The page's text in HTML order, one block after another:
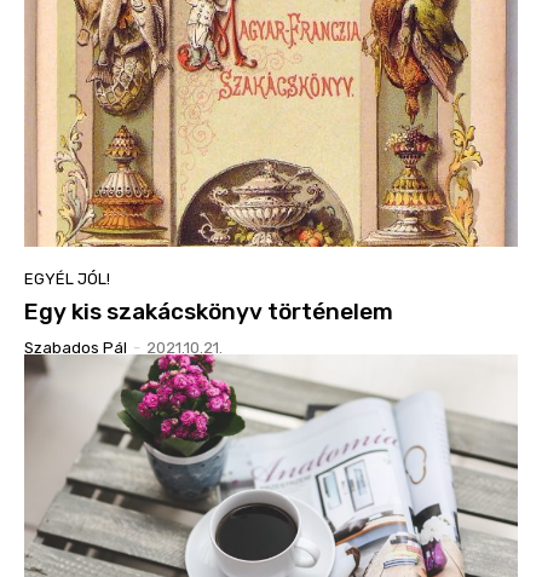
EGYÉL JÓL!
Egy kis szakácskönyv történelem
Szabados Pál - 2021.10.21.